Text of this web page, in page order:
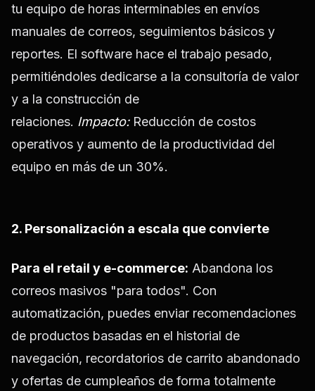
tu equipo de horas interminables en envíos
manuales de correos, seguimientos básicos y
reportes. El software hace el trabajo pesado,
permitiéndoles dedicarse a la consultoría de valor
y a la construcción de
relaciones. Impacto:Reducción de costos
operativos y aumento de la productividad del
equipo en más de un 30%.
2. Personalización a escala que convierte
Para el retail y e-commerce: Abandona los
correos masivos "para todos". Con
automatización, puedes enviar recomendaciones
de productos basadas en el historial de
navegación, recordatorios de carrito abandonado
y ofertas de cumpleaños de forma totalmente